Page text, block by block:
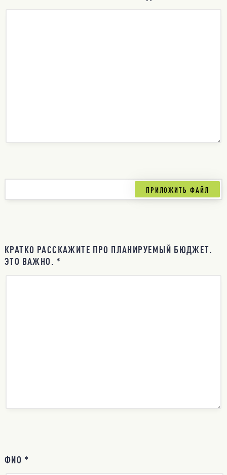
КРАТКО РАССКАЖИТЕ ПРО ПЛАНИРУЕМЫЙ БЮДЖЕТ.
ЭТО ВАЖНО. *
ФИО *